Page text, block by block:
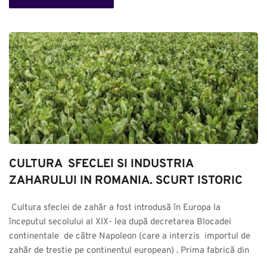
CULTURA  SFECLEI SI INDUSTRIA
ZAHARULUI IN ROMANIA. SCURT ISTORIC
începutul secolului al XIX- lea după decretarea Blocadei
continentale  de către Napoleon (care a interzis  importul de
zahăr de trestie pe continentul european) . Prima fabrică din